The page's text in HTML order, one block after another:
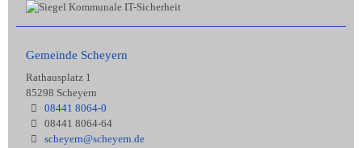
Gemeinde Scheyern
Rathausplatz 1
85298 Scheyern
08441 8064-0
08441 8064-64
scheyern@scheyern.de